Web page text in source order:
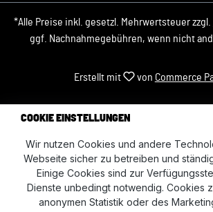
*Alle Preise inkl. gesetzl. Mehrwertsteuer zzgl.
ggf. Nachnahmegebühren, wenn nicht
Erstellt mit von Commerce
COOKIE EINSTELLUNGEN
Wir nutzen Cookies und andere
Webseite sicher zu betreiben und
Einige Cookies sind zur
Dienste unbedingt notwendig. Cookies
anonymen Statistik oder des